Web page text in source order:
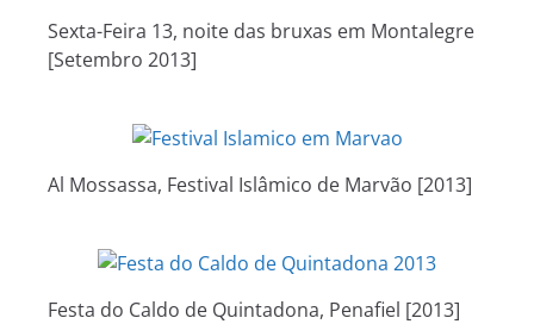
Sexta-Feira 13, noite das bruxas em Montalegre
[Setembro 2013]
Al Mossassa, Festival Islâmico de Marvão [2013]
Festa do Caldo de Quintadona, Penafiel [2013]